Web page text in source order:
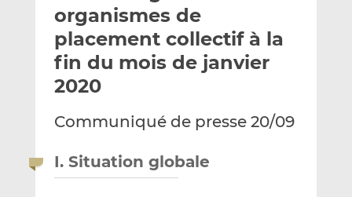
p
a
m
l
g
e
r
s
L
n
k
g
e
r
s
F
c
e
organismes de
placement collectif à la
fin du mois de janvier
2020
Communiqué de presse 20/09
I. Situation globale